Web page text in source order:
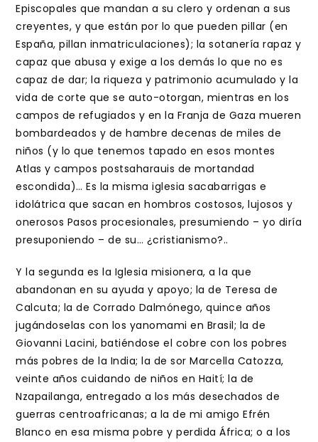
Episcopales que mandan a su clero y ordenan a sus
creyentes, y que están por lo que pueden pillar (en
España, pillan inmatriculaciones); la sotanería rapaz y
capaz que abusa y exige a los demás lo que no es
capaz de dar; la riqueza y patrimonio acumulado y la
vida de corte que se auto-otorgan, mientras en los
campos de refugiados y en la Franja de Gaza mueren
bombardeados y de hambre decenas de miles de
niños (y lo que tenemos tapado en esos montes
Atlas y campos postsaharauis de mortandad
escondida)… Es la misma iglesia sacabarrigas e
idolátrica que sacan en hombros costosos, lujosos y
onerosos Pasos procesionales, presumiendo – yo diría
presuponiendo – de su… ¿cristianismo?..
Y la segunda es la Iglesia misionera, a la que
abandonan en su ayuda y apoyo; la de Teresa de
Calcuta; la de Corrado Dalmónego, quince años
jugándoselas con los yanomami en Brasil; la de
Giovanni Lacini, batiéndose el cobre con los pobres
más pobres de la India; la de sor Marcella Catozza,
veinte años cuidando de niños en Haití; la de
Nzapailanga, entregado a los más desechados de
guerras centroafricanas; a la de mi amigo Efrén
Blanco en esa misma pobre y perdida África; o a los